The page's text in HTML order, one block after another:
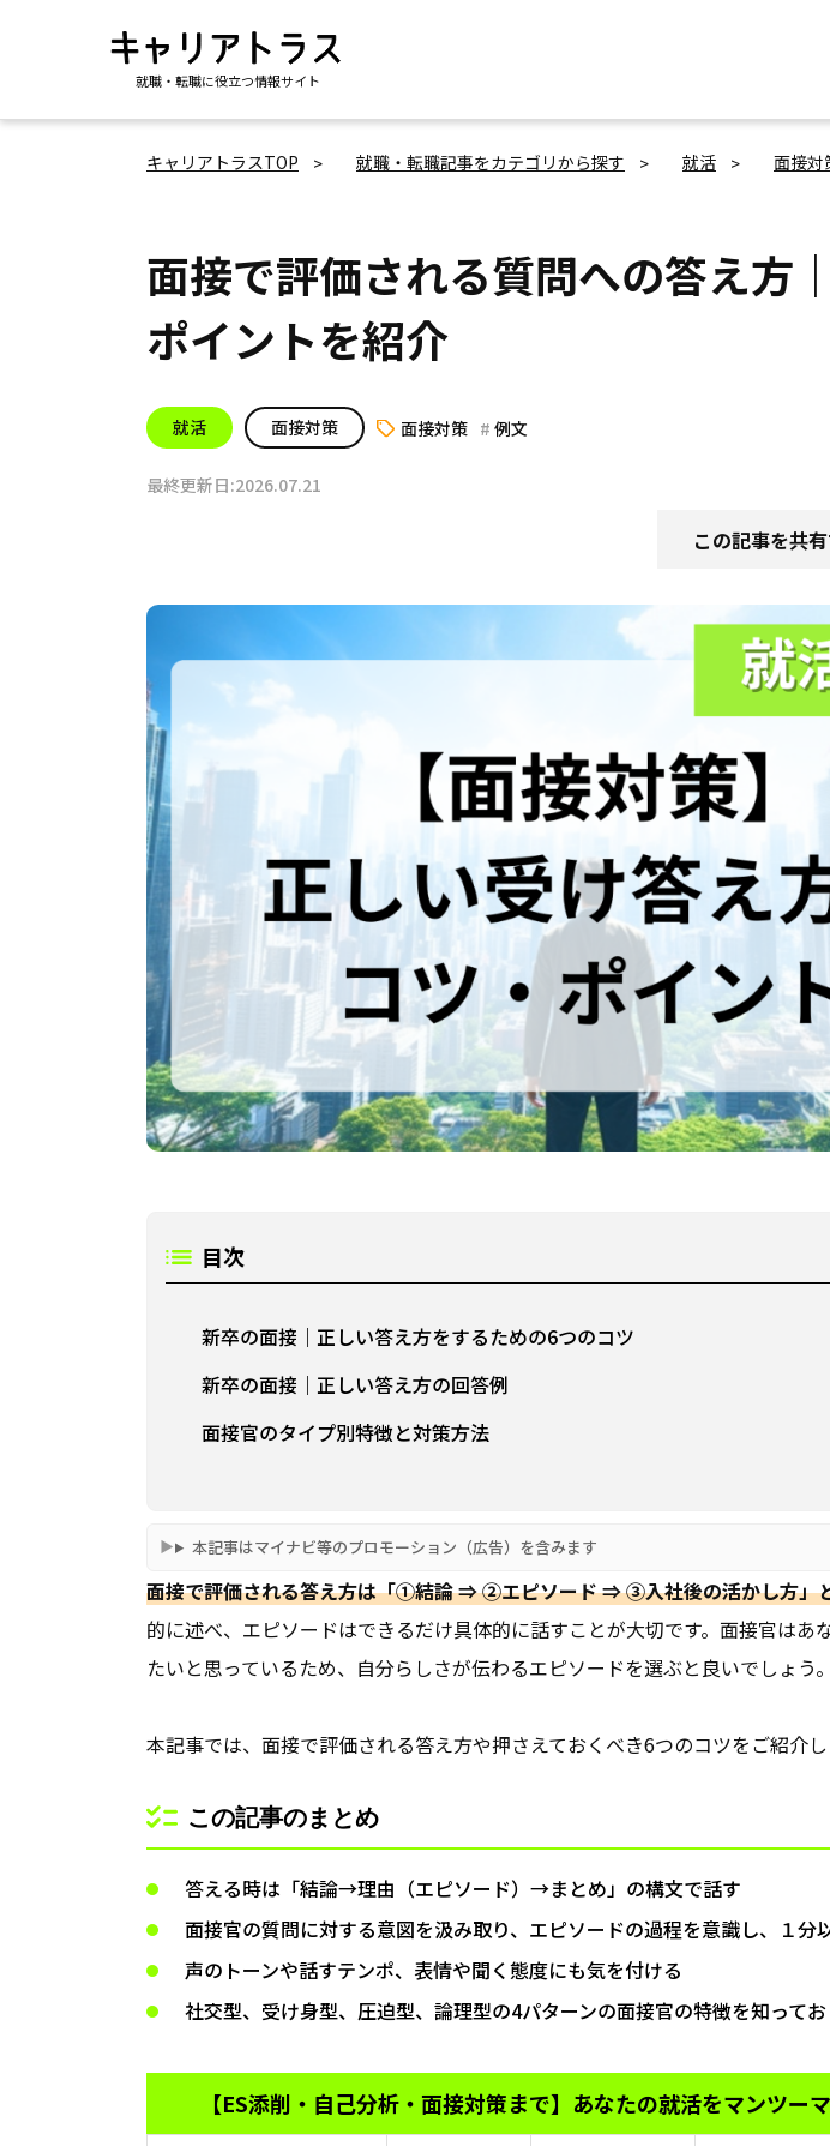
就職・転職に役立つ情報サイト
キャリアトラスTOP 就職・転職記事をカテゴリから探す 就活 面接対
面接で評価される質問への答え方
ポイントを紹介
就活 面接対策 面接対策 例文
最終更新日:2026.07.21
この記事を共
目次
新卒の面接｜正しい答え方をするための6つのコツ
新卒の面接｜正しい答え方の回答例
面接官のタイプ別特徴と対策方法
本記事はマイナビ等のプロモーション（広告）を含みます
面接で評価される答え方は「①結論 ⇒ ②エピソード ⇒ ③入社後の活かし方」
的に述べ、エピソードはできるだけ具体的に話すことが大切です。面接官はあ
たいと思っているため、自分らしさが伝わるエピソードを選ぶと良いでしょう。
本記事では、面接で評価される答え方や押さえておくべき6つのコツをご紹介し
この記事のまとめ
答える時は「結論→理由（エピソード）→まとめ」の構文で話す
面接官の質問に対する意図を汲み取り、エピソードの過程を意識し、１
声のトーンや話すテンポ、表情や聞く態度にも気を付ける
社交型、受け身型、圧迫型、論理型の4パターンの面接官の特徴を知ってお
【ES添削・自己分析・面接対策まで】 あなたの就活をマンツー